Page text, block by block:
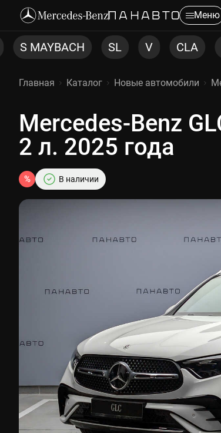
Меню
SL V CLA E COUPE CABRIO
Главная Каталог Новые автомобили
Mercedes-Benz
2 л. 2025 года
% В наличии